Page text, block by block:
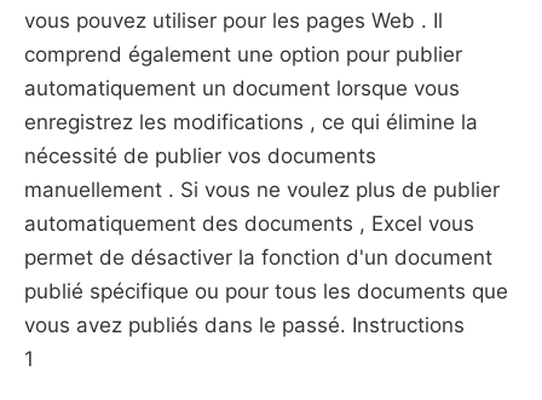
vous pouvez utiliser pour les pages Web . Il
comprend également une option pour publier
automatiquement un document lorsque vous
enregistrez les modifications , ce qui élimine la
nécessité de publier vos documents
manuellement . Si vous ne voulez plus de publier
automatiquement des documents , Excel vous
permet de désactiver la fonction d'un document
publié spécifique ou pour tous les documents que
vous avez publiés dans le passé. Instructions
1